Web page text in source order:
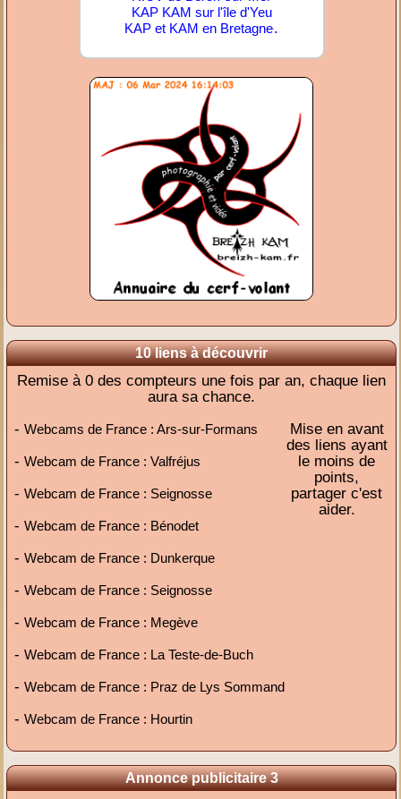
KAP KAM sur l'île d'Yeu
KAP et KAM en Bretagne.
10 liens à découvrir
Remise à 0 des compteurs une fois par an, chaque lien
aura sa chance.
-Webcams de France : Ars-sur-Formans
-Webcam de France : Valfréjus
-Webcam de France : Seignosse
-Webcam de France : Bénodet
-Webcam de France : Dunkerque
-Webcam de France : Seignosse
-Webcam de France : Megève
-Webcam de France : La Teste-de-Buch
-Webcam de France : Praz de Lys Sommand
-Webcam de France : Hourtin
Mise en avant
des liens ayant
le moins de
points,
partager c'est
aider.
Annonce publicitaire 3